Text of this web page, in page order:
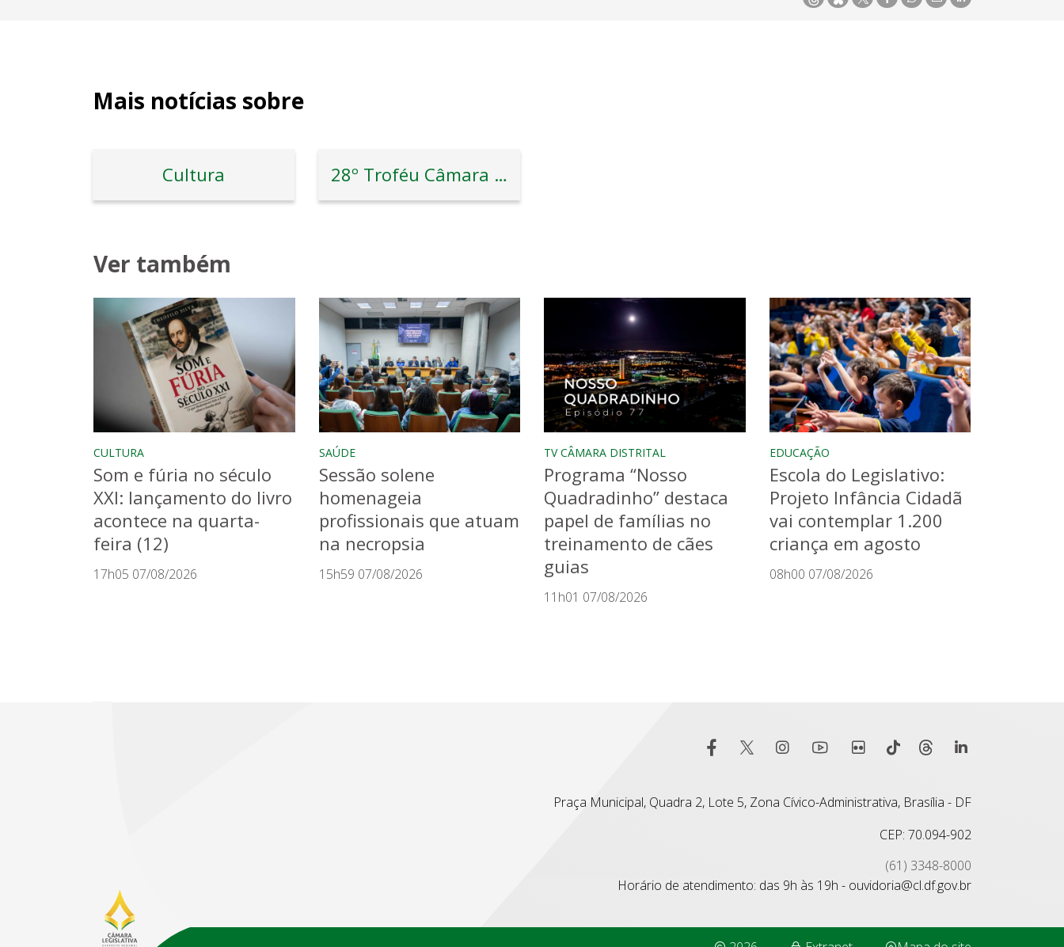
Mais notícias sobre
Cultura 28º Troféu Câmara Legislativa
Ver também
CULTURA
Som e fúria no século
XXI: lançamento do livro
acontece na quarta-
feira (12)
17h05 07/08/2026
SAÚDE
Sessão solene
homenageia
profissionais que atuam
na necropsia
15h59 07/08/2026
TV CÂMARA DISTRITAL
Programa “Nosso
Quadradinho” destaca
papel de famílias no
treinamento de cães
guias
11h01 07/08/2026
EDUCAÇÃO
Escola do Legislativo:
Projeto Infância Cidadã
vai contemplar 1.200
criança em agosto
08h00 07/08/2026
Praça Municipal, Quadra 2, Lote 5, Zona Cívico-Administrativa, Brasília - DF
CEP: 70.094-902
(61) 3348-8000
Horário de atendimento: das 9h às 19h - ouvidoria@cl.df.gov.br